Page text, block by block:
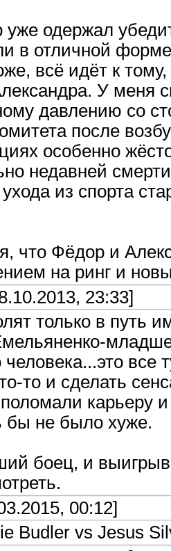
одержал
в отличной форме
всё идёт к
У меня
давлению со
после
особенно
недавней
из спорта
что Фёдор и
на ринг и
23:33]
только в путь
человека...это
то и сделать
карьеру
не было хуже.
боец, и
00:12]
Budler vs Jesus